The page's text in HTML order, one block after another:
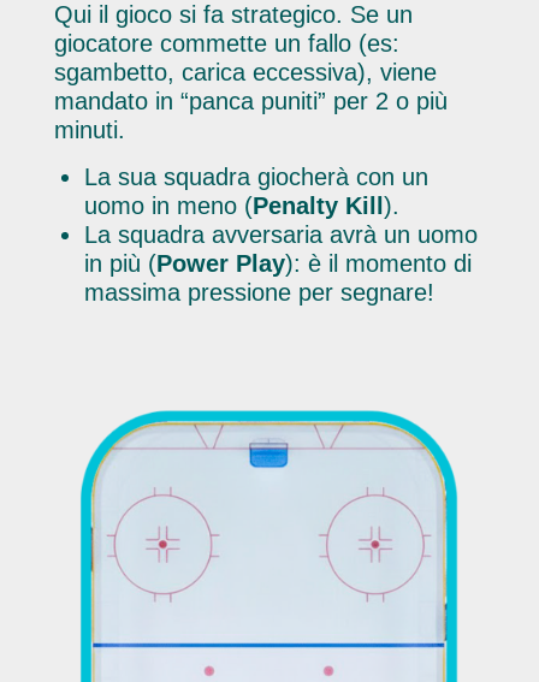
Qui il gioco si fa strategico. Se un
giocatore commette un fallo (es:
sgambetto, carica eccessiva), viene
mandato in “panca puniti” per 2 o più
minuti.
La sua squadra giocherà con un
uomo in meno (Penalty Kill ).
La squadra avversaria avrà un uomo
in più (Power Play): è il momento di
massima pressione per segnare!